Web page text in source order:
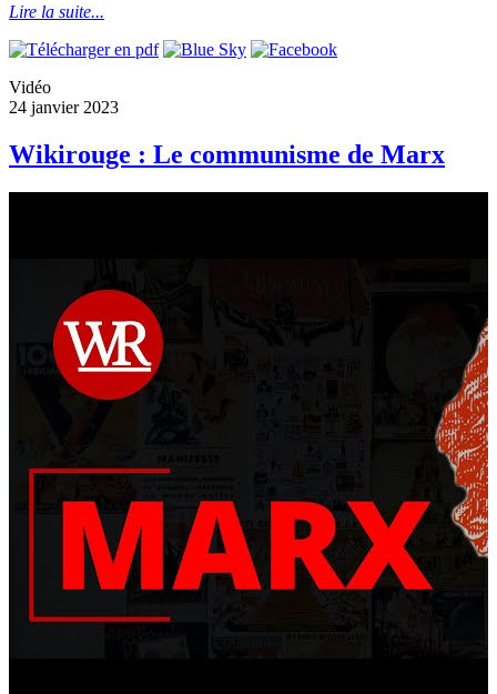
Lire la suite...
Vidéo
24 janvier 2023
Wikirouge : Le communisme de Marx